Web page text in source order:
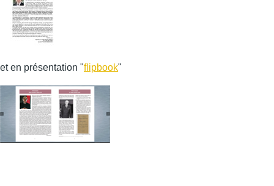
et en présentation "flipbook"